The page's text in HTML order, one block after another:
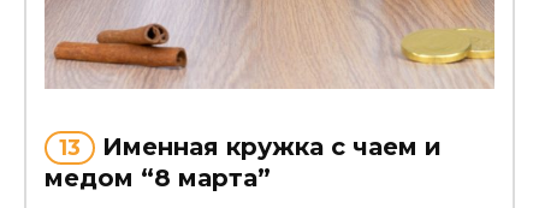
13
Именная кружка с чаем и
медом “8 марта”